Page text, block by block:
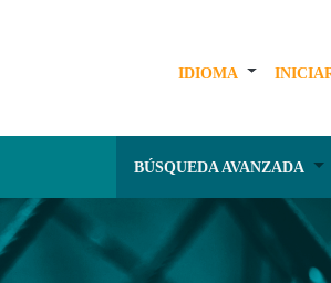
IDIOMA
BÚSQUEDA AVANZADA